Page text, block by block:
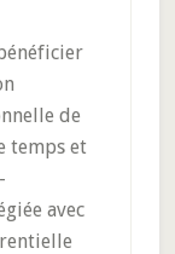
de
temps et
avec